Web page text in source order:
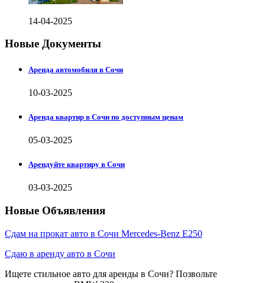
14-04-2025
Новые Документы
Аренда автомобиля в Сочи
10-03-2025
Аренда квартир в Сочи по доступным ценам
05-03-2025
Арендуйте квартиру в Сочи
03-03-2025
Новые Объявления
Сдам на прокат авто в Сочи Mercedes-Benz E250
Сдаю в аренду авто в Сочи
Ищете стильное авто для аренды в Сочи? Позвольте